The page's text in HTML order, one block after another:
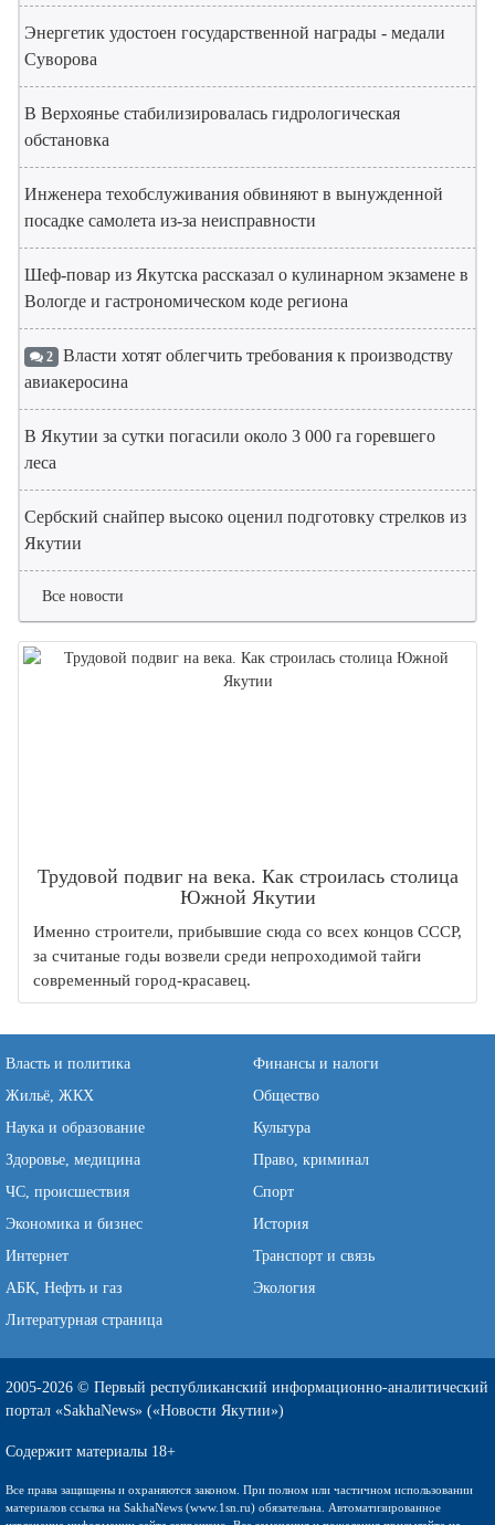
Энергетик удостоен государственной награды - медали
Суворова
В Верхоянье стабилизировалась гидрологическая
обстановка
Инженера техобслуживания обвиняют в вынужденной
посадке самолета из-за неисправности
Шеф-повар из Якутска рассказал о кулинарном экзамене в
Вологде и гастрономическом коде региона
2 Власти хотят облегчить требования к производству
авиакеросина
В Якутии за сутки погасили около 3 000 га горевшего
леса
Сербский снайпер высоко оценил подготовку стрелков из
Якутии
Все новости
Трудовой подвиг на века. Как строилась столица
Южной Якутии
Именно строители, прибывшие сюда со всех концов СССР,
за считаные годы возвели среди непроходимой тайги
современный город-красавец.
Власть и политика
Финансы и налоги
Жильё, ЖКХ
Общество
Наука и образование
Культура
Здоровье, медицина
Право, криминал
ЧС, происшествия
Спорт
Экономика и бизнес
История
Интернет
Транспорт и связь
АБК, Нефть и газ
Экология
Литературная страница
2005-2026 © Первый республиканский информационно-аналитический
портал «SakhaNews» («Новости Якутии»)
Содержит материалы 18+
Все права защищены и охраняются законом. При полном или частичном использовании
материалов ссылка на SakhaNews (www.1sn.ru) обязательна. Автоматизированное